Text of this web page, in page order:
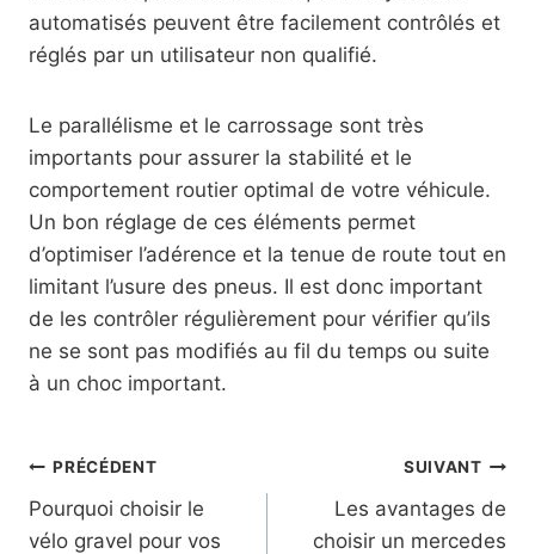
automatisés peuvent être facilement contrôlés et
réglés par un utilisateur non qualifié.
Le parallélisme et le carrossage sont très
importants pour assurer la stabilité et le
comportement routier optimal de votre véhicule.
Un bon réglage de ces éléments permet
d’optimiser l’adérence et la tenue de route tout en
limitant l’usure des pneus. Il est donc important
de les contrôler régulièrement pour vérifier qu’ils
ne se sont pas modifiés au fil du temps ou suite
à un choc important.
Navigation
de
PRÉCÉDENT
Pourquoi choisir le
vélo gravel pour vos
SUIVANT
Les avantages de
choisir un mercedes